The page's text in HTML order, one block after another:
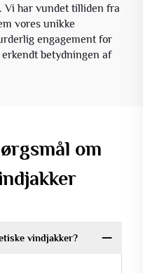
Vi har vundet tilliden fra
vores unikke
engagement for
betydningen af
om
vindjakker?